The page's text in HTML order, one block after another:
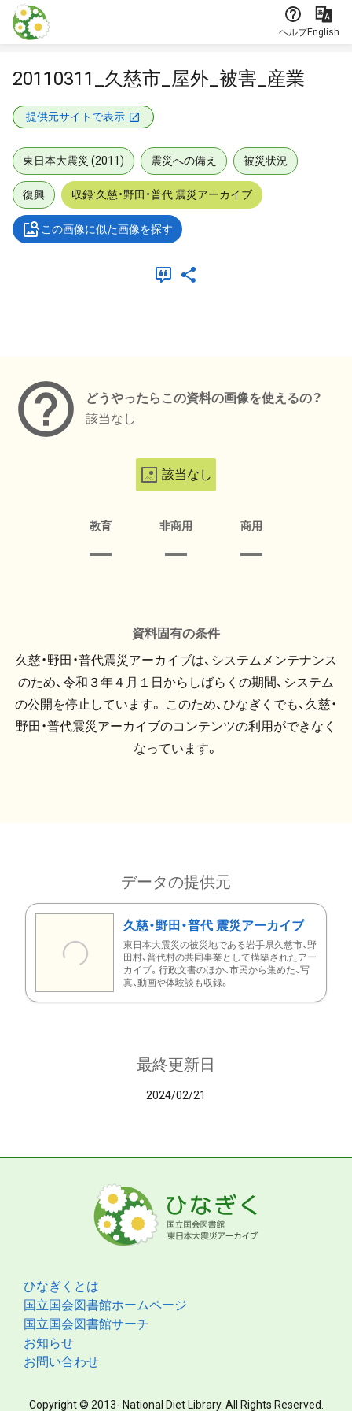
本文に飛ぶ
ヘルプEnglish
20110311_久慈市_屋外_被害_産業
提供元サイトで表示
東日本大震災 (2011) 震災への備え 被災状況
復興 収録:久慈・野田・普代 震災アーカイブ
この画像に似た画像を探す
どうやったらこの資料の画像を使えるの？
該当なし
該当なし
教育 非商用 商用
資料固有の条件
久慈・野田・普代震災アーカイブは、システムメンテナンス
のため、令和３年４月１日からしばらくの期間、システム
の公開を停止しています。 このため、ひなぎくでも、久慈・
野田・普代震災アーカイブのコンテンツの利用ができなく
なっています。
データの提供元
久慈・野田・普代 震災アーカイブ
東日本大震災の被災地である岩手県久慈市、野
田村、普代村の共同事業として構築されたアー
カイブ。行政文書のほか、市民から集めた、写
真、動画や体験談も収録。
最終更新日
2024/02/21
ひなぎくとは
国立国会図書館ホームページ
国立国会図書館サーチ
お知らせ
お問い合わせ
Copyright © 2013- National Diet Library. All Rights Reserved.